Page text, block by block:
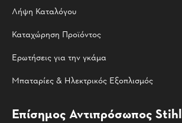
Λήψη Καταλόγου
Καταχώρηση Προϊόντος
Ερωτήσεις για την γκάμα
Μπαταρίες & Ηλεκτρικός Εξοπλισμός
Επίσημος Αντιπρόσωπος Stihl